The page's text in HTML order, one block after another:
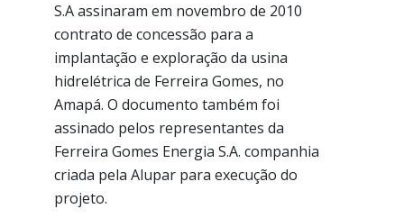
S.A assinaram em novembro de 2010
contrato de concessão para a
implantação e exploração da usina
hidrelétrica de Ferreira Gomes, no
Amapá. O documento também foi
assinado pelos representantes da
Ferreira Gomes Energia S.A. companhia
criada pela Alupar para execução do
projeto.